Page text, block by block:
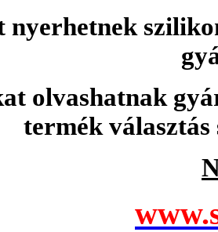
nyerhetnek
olvashatnak
termék